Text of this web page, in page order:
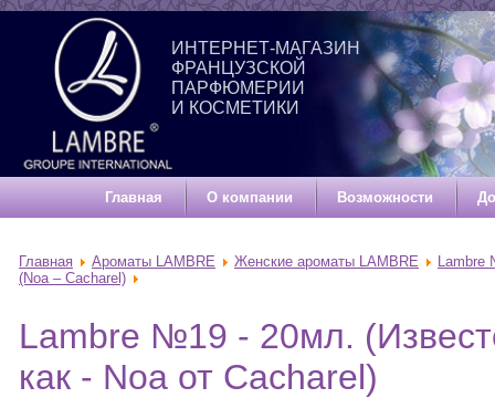
ИНТЕРНЕТ-МАГАЗИН
ФРАНЦУЗСКОЙ
ПАРФЮМЕРИИ
И КОСМЕТИКИ
Главная О компании Возможности
Главная Ароматы LAMBRE Женские ароматы LAMBRE
Lambre
(Noa – Cacharel)
Lambre №19 - 20мл.
как - Noa от Cacharel)